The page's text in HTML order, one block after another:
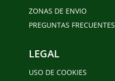
ZONAS DE ENVIO
PREGUNTAS FRECUENTES
LEGAL
USO DE COOKIES